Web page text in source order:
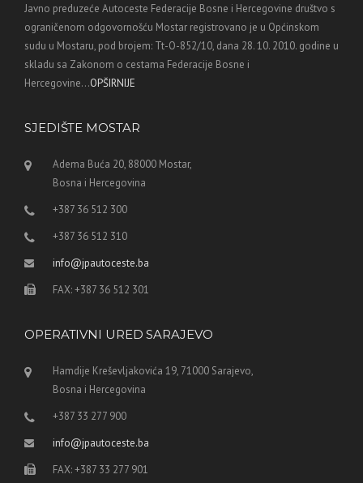
Javno preduzeće Autoceste Federacije Bosne i Hercegovine društvo s
ograničenom odgovornošću Mostar registrovano je u Općinskom
sudu u Mostaru, pod brojem: Tt-O-852/10, dana 28. 10. 2010. godine u
skladu sa Zakonom o cestama Federacije Bosne i
Hercegovine...OPŠIRNIJE
SJEDIŠTE MOSTAR
Adema Buća 20, 88000 Mostar,
Bosna i Hercegovina
+387 36 512 300
+387 36 512 310
info@jpautoceste.ba
FAX: +387 36 512 301
OPERATIVNI URED SARAJEVO
Hamdije Kreševljakovića 19, 71000 Sarajevo,
Bosna i Hercegovina
+387 33 277 900
info@jpautoceste.ba
FAX: +387 33 277 901